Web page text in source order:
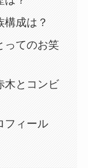
構成は？
ってのお笑
木とコンビ
フィール